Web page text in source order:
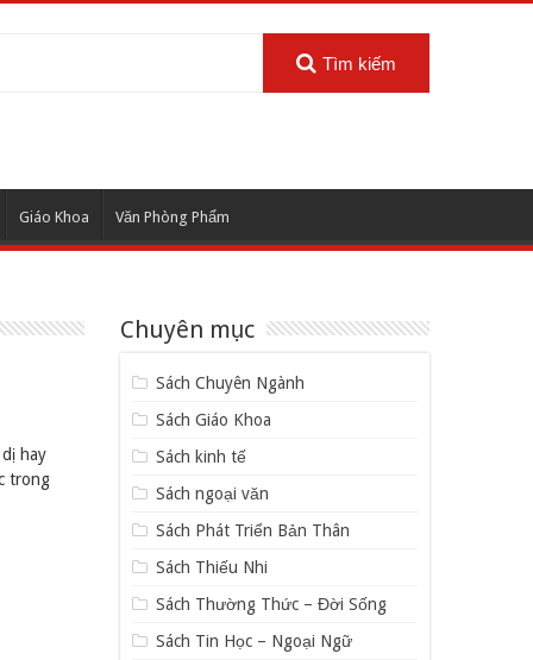
Tìm kiếm
Giáo Khoa Văn Phòng Phẩm
hay
trong
Chuyên mục
Sách Chuyên Ngành
Sách Giáo Khoa
Sách kinh tế
Sách ngoại văn
Sách Phát Triển Bản Thân
Sách Thiếu Nhi
Sách Thường Thức – Đời Sống
Sách Tin Học – Ngoại Ngữ